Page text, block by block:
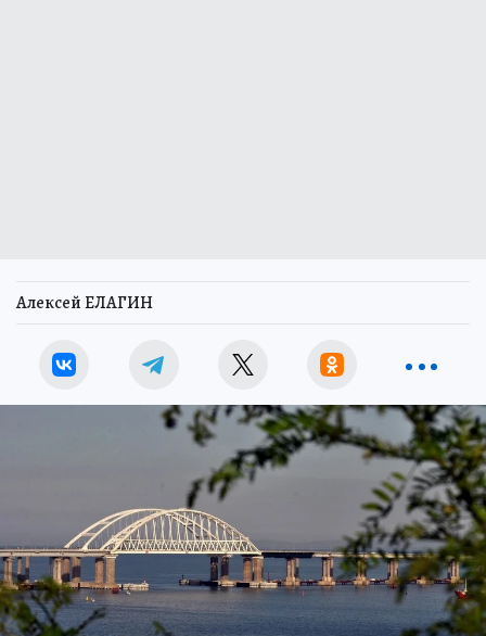
Алексей ЕЛАГИН